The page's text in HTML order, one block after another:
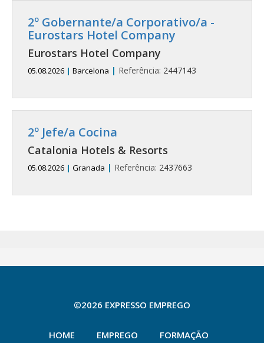
2º Gobernante/a Corporativo/a -
Eurostars Hotel Company
Eurostars Hotel Company
05.08.2026 | Barcelona | Referência: 2447143
2º Jefe/a Cocina
Catalonia Hotels & Resorts
05.08.2026 | Granada | Referência: 2437663
©2026 EXPRESSO EMPREGO
HOME EMPREGO FORMAÇÃO